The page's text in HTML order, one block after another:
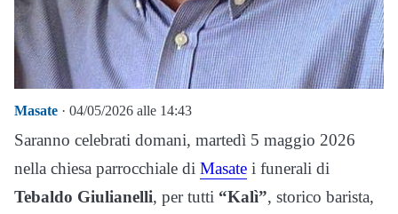
Masate · 04/05/2026 alle 14:43
Saranno celebrati domani, martedì 5 maggio 2026
nella chiesa parrocchiale di Masate i funerali di
Tebaldo Giulianelli, per tutti “Kalì”, storico barista,